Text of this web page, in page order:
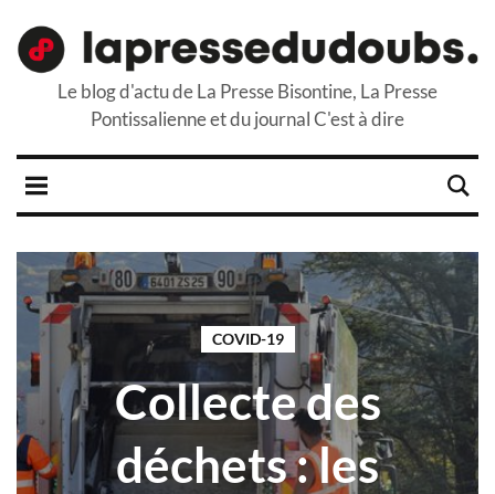
Le blog d'actu de La Presse Bisontine, La Presse
Pontissalienne et du journal C'est à dire
COVID-19
Collecte des
déchets : les